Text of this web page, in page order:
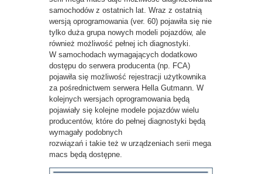
samochodów z ostatnich lat. Wraz z ostatnią
wersją oprogramowania (ver. 60) pojawiła się nie
tylko duża grupa nowych modeli pojazdów, ale
również możliwość pełnej ich diagnostyki.
W samochodach wymagających dodatkowo
dostępu do serwera producenta (np. FCA)
pojawiła się możliwość rejestracji użytkownika
za pośrednictwem serwera Hella Gutmann. W
kolejnych wersjach oprogramowania będą
pojawiały się kolejne modele pojazdów wielu
producentów, które do pełnej diagnostyki będą
wymagały podobnych
rozwiązań i takie też w urządzeniach serii mega
macs będą dostępne.